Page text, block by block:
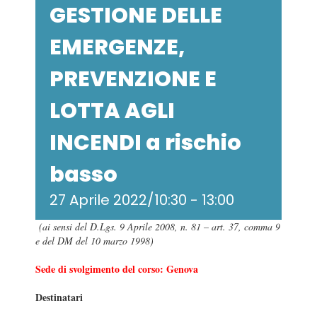
GESTIONE DELLE
EMERGENZE,
PREVENZIONE E
LOTTA AGLI
INCENDI a rischio
basso
27 Aprile 2022/10:30 - 13:00
(ai sensi del D.Lgs. 9 Aprile 2008, n. 81 – art. 37, comma 9
e del DM del 10 marzo 1998)
Sede di svolgimento del corso: Genova
Destinatari